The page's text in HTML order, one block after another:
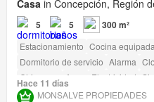
Casa in Concepción, Región
5 5 300 m²
Estacionamiento Cocina equipada
Dormitorio de servicio Alarma
Chimenea
Agua Electricidad
Conserje Acceso para personas
Hace 11 días
MONSALVE PROPIEDADES